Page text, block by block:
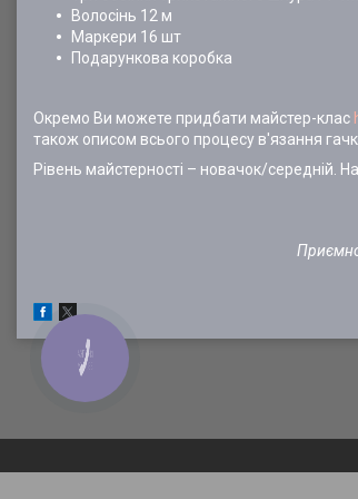
Волосінь 12 м
Маркери 16 шт
Подарункова коробка
Окремо Ви можете придбати майстер-клас
також описом всього процесу в'язання
Рівень майстерності – новачок/середній.
КНОПКА
ЗВ'ЯЗКУ